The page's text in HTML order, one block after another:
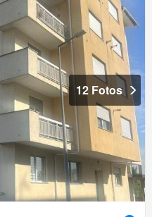
12 Fotos